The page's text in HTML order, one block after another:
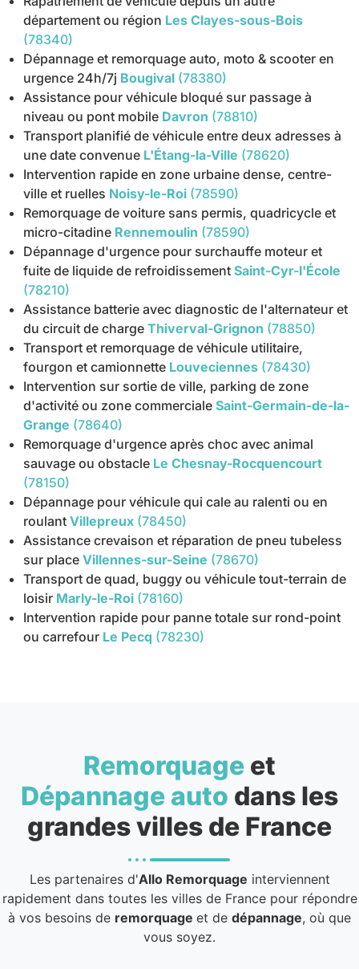
département ou région Les Clayes-sous-Bois
(78340)
Dépannage et remorquage auto, moto & scooter en
urgence 24h/7j Bougival (78380)
Assistance pour véhicule bloqué sur passage à
niveau ou pont mobile Davron (78810)
Transport planifié de véhicule entre deux adresses à
une date convenue L'Étang-la-Ville (78620)
Intervention rapide en zone urbaine dense, centre-
ville et ruelles Noisy-le-Roi (78590)
Remorquage de voiture sans permis, quadricycle et
micro-citadine Rennemoulin (78590)
Dépannage d'urgence pour surchauffe moteur et
fuite de liquide de refroidissement Saint-Cyr-l'École
(78210)
Assistance batterie avec diagnostic de l'alternateur et
du circuit de charge Thiverval-Grignon (78850)
Transport et remorquage de véhicule utilitaire,
fourgon et camionnette Louveciennes (78430)
Intervention sur sortie de ville, parking de zone
d'activité ou zone commerciale Saint-Germain-de-la-
Grange (78640)
Remorquage d'urgence après choc avec animal
sauvage ou obstacle Le Chesnay-Rocquencourt
(78150)
Dépannage pour véhicule qui cale au ralenti ou en
roulant Villepreux (78450)
Assistance crevaison et réparation de pneu tubeless
sur place Villennes-sur-Seine (78670)
Transport de quad, buggy ou véhicule tout-terrain de
loisir Marly-le-Roi (78160)
Intervention rapide pour panne totale sur rond-point
ou carrefour Le Pecq (78230)
Remorquage et
Dépannage auto dans les
grandes villes de France
Les partenaires d'Allo Remorquage interviennent
rapidement dans toutes les villes de France pour répondre
à vos besoins de remorquage et de dépannage, où que
vous soyez.